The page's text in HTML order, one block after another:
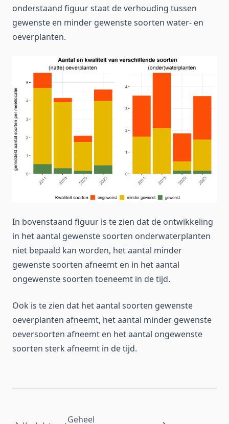
onderstaand figuur staat de verhouding tussen
gewenste en minder gewenste soorten water- en
oeverplanten.
In bovenstaand figuur is te zien dat de ontwikkeling
in het aantal gewenste soorten onderwaterplanten
niet bepaald kan worden, het aantal minder
gewenste soorten afneemt en in het aantal
ongewenste soorten toeneemt in de tijd.
Ook is te zien dat het aantal soorten gewenste
oeverplanten afneemt, het aantal minder gewenste
oeversoorten afneemt en het aantal ongewenste
soorten sterk afneemt in de tijd.
Geheel